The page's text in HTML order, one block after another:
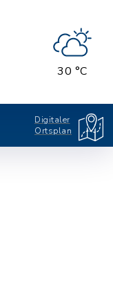
30 °C
Digitaler
Ortsplan